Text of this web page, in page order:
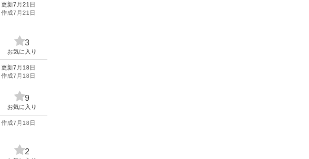
更新7月21日
作成7月21日
3
お気に入り
更新7月18日
作成7月18日
9
お気に入り
作成7月18日
2